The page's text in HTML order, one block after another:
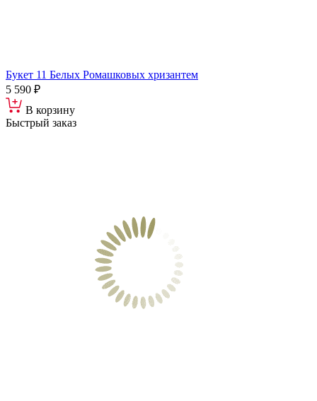
Букет 11 Белых Ромашковых хризантем
5 590 ₽
В корзину
Быстрый заказ